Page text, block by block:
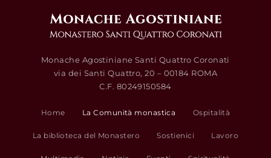
Monache Agostiniane Santi Quattro Coronati
via dei Santi Quattro, 20 – 00184 ROMA
C.F. 80249150584
Home La Comunità monastica Ospitalità
La biblioteca del Monastero Sostienici Lavoro